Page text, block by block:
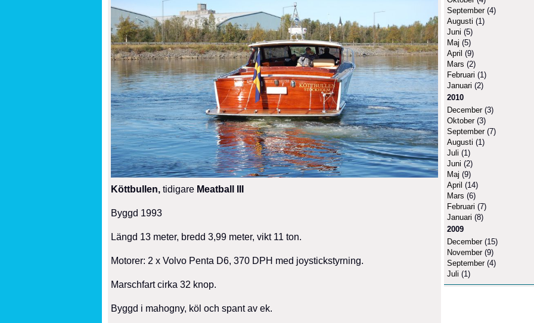
Köttbullen, tidigare Meatball III
Byggd 1993
Längd 13 meter, bredd 3,99 meter, vikt 11 ton.
Motorer: 2 x Volvo Penta D6, 370 DPH med joystickstyrning.
Marschfart cirka 32 knop.
Byggd i mahogny, köl och spant av ek.
September(4)
Augusti (1)
Juni (5)
Maj (5)
April (9)
Mars (2)
Februari (1)
Januari (2)
2010
December(3)
Oktober(3)
September(7)
Augusti (1)
Juli (1)
Juni (2)
Maj (9)
April (14)
Mars (6)
Februari (7)
Januari (8)
2009
December(15)
November(9)
September(4)
Juli (1)